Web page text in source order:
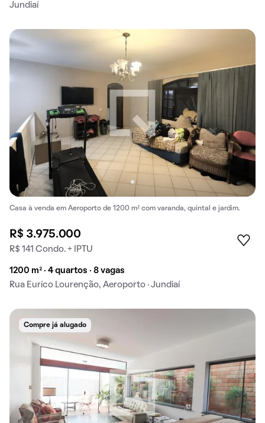
Jundiaí
Casa à venda em Aeroporto de 1200 m² com varanda, quintal e jardim.
R$ 3.975.000
R$ 141 Condo. + IPTU
1200 m² · 4 quartos · 8 vagas
Rua Euríco Lourenção, Aeroporto · Jundiaí
Compre já alugado